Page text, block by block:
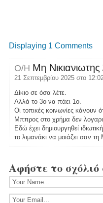
Displaying 1 Comments
Ο/Η Μη Νικιανιωτης
21 Σεπτεμβρίου 2025 στο
Δίκιο σε όσα λέτε.
Αλλά το 3ο να πάει 1ο.
Οι τοπικές κοινωνίες κάνουν
Μππρος στο χρήμα δεν
Εδώ έχει δημιουργηθεί
το λιμανάκι να μοιάζει σαν
Αφήστε το σχόλιό